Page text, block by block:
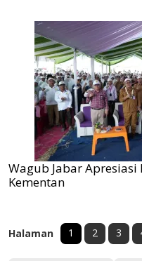
Wagub Jabar Apresiasi
Kementan
Halaman 1 2 3